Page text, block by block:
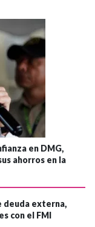
en DMG,
ahorros en la
deuda externa,
con el FMI